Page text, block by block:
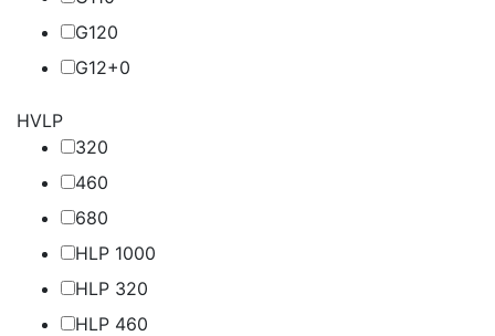
G120
G12+0
HVLP
320
460
680
HLP 1000
HLP 320
HLP 460